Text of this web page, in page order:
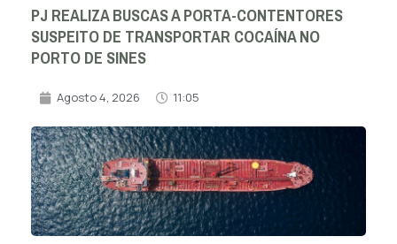
PJ REALIZA BUSCAS A PORTA-CONTENTORES
SUSPEITO DE TRANSPORTAR COCAÍNA NO
PORTO DE SINES
Agosto 4, 2026 11:05